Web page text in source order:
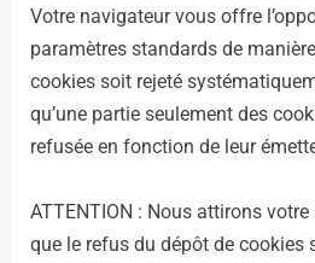
Votre navigateur vous offre
paramètres standards de
cookies soit rejeté
qu’une partie seulement des
refusée en fonction de leur
ATTENTION : Nous attirons
que le refus du dépôt de cookies